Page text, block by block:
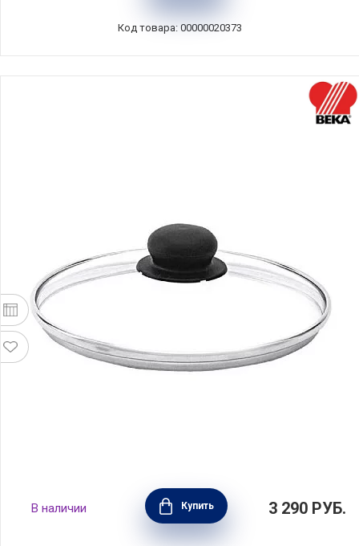
Код товара: 00000020373
Крышка Chef 14 см стекло, BEKA, Бельгия,
12209154
В наличии Купить 3 290 РУБ.